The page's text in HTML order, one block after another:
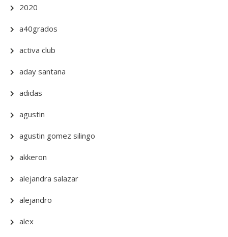
2020
a40grados
activa club
aday santana
adidas
agustin
agustin gomez silingo
akkeron
alejandra salazar
alejandro
alex